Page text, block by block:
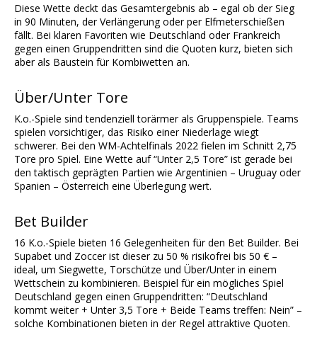
Diese Wette deckt das Gesamtergebnis ab – egal ob der Sieg
in 90 Minuten, der Verlängerung oder per Elfmeterschießen
fällt. Bei klaren Favoriten wie Deutschland oder Frankreich
gegen einen Gruppendritten sind die Quoten kurz, bieten sich
aber als Baustein für Kombiwetten an.
Über/Unter Tore
K.o.-Spiele sind tendenziell torärmer als Gruppenspiele. Teams
spielen vorsichtiger, das Risiko einer Niederlage wiegt
schwerer. Bei den WM-Achtelfinals 2022 fielen im Schnitt 2,75
Tore pro Spiel. Eine Wette auf “Unter 2,5 Tore” ist gerade bei
den taktisch geprägten Partien wie Argentinien – Uruguay oder
Spanien – Österreich eine Überlegung wert.
Bet Builder
16 K.o.-Spiele bieten 16 Gelegenheiten für den Bet Builder. Bei
Supabet und Zoccer ist dieser zu 50 % risikofrei bis 50 € –
ideal, um Siegwette, Torschütze und Über/Unter in einem
Wettschein zu kombinieren. Beispiel für ein mögliches Spiel
Deutschland gegen einen Gruppendritten: “Deutschland
kommt weiter + Unter 3,5 Tore + Beide Teams treffen: Nein” –
solche Kombinationen bieten in der Regel attraktive Quoten.